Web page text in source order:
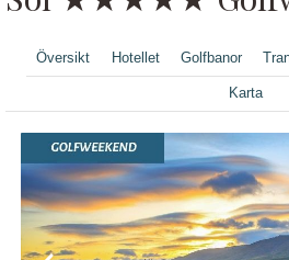
Översikt Hotellet Golfbanor
Karta